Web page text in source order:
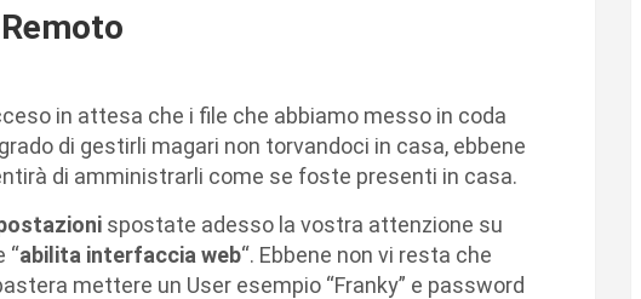
in attesa che i file che abbiamo messo in coda
di gestirli magari non torvandoci in casa, ebbene
di amministrarli come se foste presenti in casa.
spostate adesso la vostra attenzione su
“abilita interfaccia web“. Ebbene non vi resta che
mettere un User esempio “Franky” e password